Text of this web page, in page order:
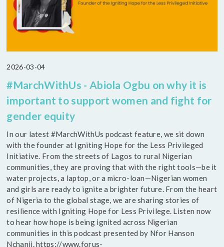
2026-03-04
#MarchWithUs - Abiola Ogbu on why it is
important to support women and fight for
gender equity
In our latest #MarchWithUs podcast feature, we sit down
with the founder at Igniting Hope for the Less Privileged
Initiative. From the streets of Lagos to rural Nigerian
communities, they are proving that with the right tools—be it
water projects, a laptop, or a micro-loan—Nigerian women
and girls are ready to ignite a brighter future. From the heart
of Nigeria to the global stage, we are sharing stories of
resilience with Igniting Hope for Less Privilege. Listen now
to hear how hope is being ignited across Nigerian
communities in this podcast presented by Nfor Hanson
Nchanji. https://www.forus-